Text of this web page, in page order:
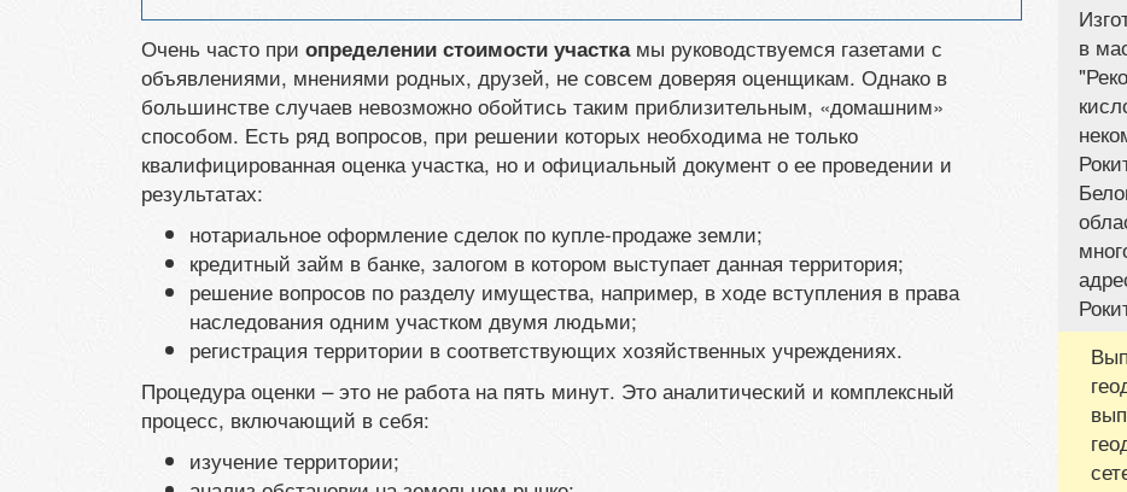
Очень часто при определении стоимости участкамы руководствуемся газетами с
объявлениями, мнениями родных, друзей, не совсем доверяя оценщикам. Однако в
большинстве случаев невозможно обойтись таким приблизительным, «домашним»
способом. Есть ряд вопросов, при решении которых необходима не только
квалифицированная оценка участка, но и официальный документ о ее проведении и
результатах:
нотариальное оформление сделок по купле-продаже земли;
кредитный займ в банке, залогом в котором выступает данная территория;
решение вопросов по разделу имущества, например, в ходе вступления в права
наследования одним участком двумя людьми;
регистрация территории в соответствующих хозяйственных учреждениях.
Процедура оценки – это не работа на пять минут. Это аналитический и комплексный
процесс, включающий в себя:
изучение территории;
в